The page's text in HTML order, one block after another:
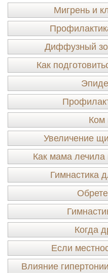
Мигрень и
Диффузный
Как
Ком
Увеличение
Как мама
Гимнастика
Когда
Если
Влияние